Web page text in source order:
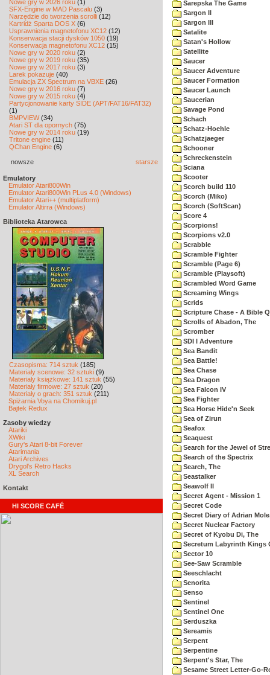
Nowe gry w 2026 roku (1)
SFX-Engine w MAD Pascalu (3)
Narzędzie do tworzenia scrolli (12)
Kartridż Sparta DOS X (6)
Usprawnienia magnetofonu XC12 (12)
Konserwacja stacji dysków 1050 (19)
Konserwacja magnetofonu XC12 (15)
Nowe gry w 2020 roku (2)
Nowe gry w 2019 roku (35)
Nowe gry w 2017 roku (3)
Larek pokazuje (40)
Emulacja ZX Spectrum na VBXE (26)
Nowe gry w 2016 roku (7)
Nowe gry w 2015 roku (4)
Partycjonowanie karty SIDE (APT/FAT16/FAT32)
(1)
BMPVIEW(34)
Atari ST dla opornych (75)
Nowe gry w 2014 roku (19)
Tritone engine (11)
QChan Engine (6)
nowsze starsze
Emulatory
Emulator Atari800Win
Emulator Atari800Win PLus 4.0 (Windows)
Emulator Atari++ (multiplatform)
Emulator Altirra (Windows)
Biblioteka Atarowca
Czasopisma: 714 sztuk (185)
Materiały scenowe: 32 sztuki (9)
Materiały książkowe: 141 sztuk (55)
Materiały firmowe: 27 sztuk (20)
Materiały o grach: 351 sztuk (211)
Spiżarnia Voya na Chomikuj.pl
Bajtek Redux
Zasoby wiedzy
Atariki
XWiki
Gury's Atari 8-bit Forever
Atarimania
Atari Archives
Drygol's Retro Hacks
XL Search
Kontakt
HI SCORE CAFÉ
Sarepska The Game
Sargon II
Sargon III
Satalite
Satan's Hollow
Satellite
Saucer
Saucer Adventure
Saucer Formation
Saucer Launch
Saucerian
Savage Pond
Schach
Schatz-Hoehle
Schatzjaeger
Schooner
Schreckenstein
Sciana
Scooter
Scorch build 110
Scorch (Miko)
Scorch (SoftScan)
Score 4
Scorpions!
Scorpions v2.0
Scrabble
Scramble Fighter
Scramble (Page 6)
Scramble (Playsoft)
Scrambled Word Game
Screaming Wings
Scrids
Scripture Chase - A Bible
Scrolls of Abadon, The
Scromber
SDI I Adventure
Sea Bandit
Sea Battle!
Sea Chase
Sea Dragon
Sea Falcon IV
Sea Fighter
Sea Horse Hide'n Seek
Sea of Zirun
Seafox
Seaquest
Search for the Jewel of
Search of the Spectrix
Search, The
Seastalker
Seawolf II
Secret Agent - Mission 1
Secret Code
Secret Diary of Adrian
Secret Nuclear Factory
Secret of Kyobu Di, The
Secretum Labyrinth Kings
Sector 10
See-Saw Scramble
Seeschlacht
Senorita
Senso
Sentinel
Sentinel One
Serduszka
Sereamis
Serpent
Serpentine
Serpent's Star, The
Sesame Street Letter-Go-